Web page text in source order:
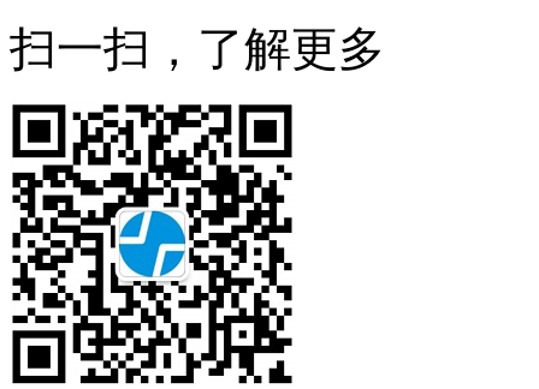
扫一扫，了解更多